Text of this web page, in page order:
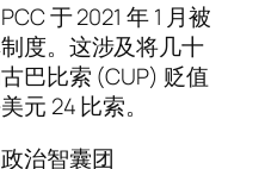
于 2021 年 1 月被
度。这涉及将几十
巴比索 (CUP) 贬值
元 24 比索。
治智囊团